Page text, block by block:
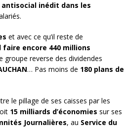
antisocial inédit dans les
et avec ce qu’il reste de
encore 440 millions
groupe reverse des dividendes
… Pas moins de 180 plans de
le pillage de ses caisses par les
15 milliards d’économies sur ses
Journalières, au Service du